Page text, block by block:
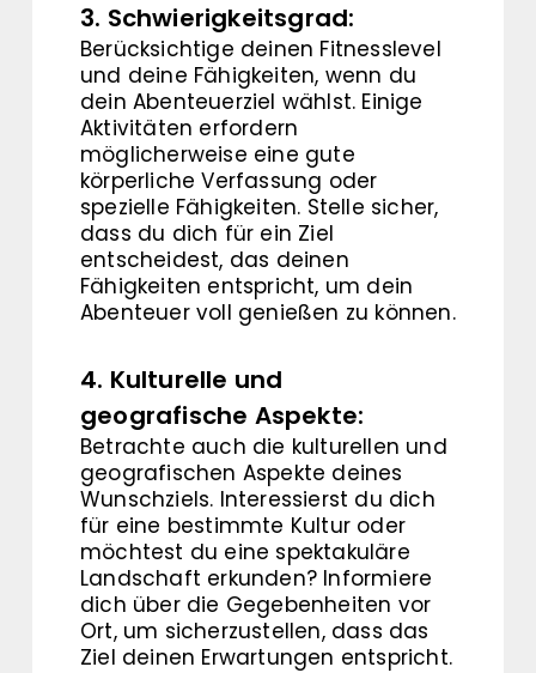
3. Schwierigkeitsgrad:
Berücksichtige deinen Fitnesslevel
und deine Fähigkeiten, wenn du
dein Abenteuerziel wählst. Einige
Aktivitäten erfordern
möglicherweise eine gute
körperliche Verfassung oder
spezielle Fähigkeiten. Stelle sicher,
dass du dich für ein Ziel
entscheidest, das deinen
Fähigkeiten entspricht, um dein
Abenteuer voll genießen zu können.
4. Kulturelle und
geografische Aspekte:
Betrachte auch die kulturellen und
geografischen Aspekte deines
Wunschziels. Interessierst du dich
für eine bestimmte Kultur oder
möchtest du eine spektakuläre
Landschaft erkunden? Informiere
dich über die Gegebenheiten vor
Ort, um sicherzustellen, dass das
Ziel deinen Erwartungen entspricht.